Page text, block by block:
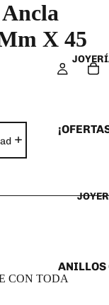
ANILLOS
X 45
CON TODA